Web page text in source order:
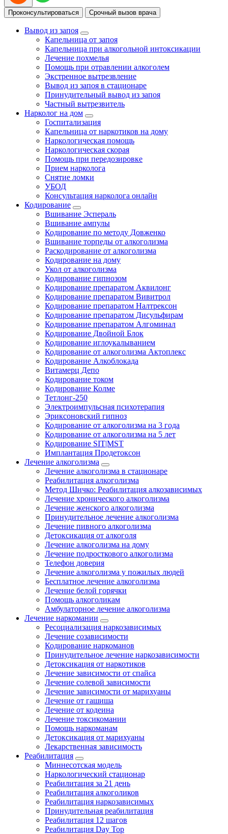
Проконсультироваться Срочный вызов врача
Вывод из запоя
Капельница от запоя
Капельница при алкогольной интоксикации
Лечение похмелья
Помощь при отравлении алкоголем
Экстренное вытрезвление
Вывод из запоя в стационаре
Принудительный вывод из запоя
Частный вытрезвитель
Нарколог на дом
Госпитализация
Капельница от наркотиков на дому
Наркологическая помощь
Наркологическая скорая
Помощь при передозировке
Прием нарколога
Снятие ломки
УБОД
Консультация нарколога онлайн
Кодирование
Вшивание Эспераль
Вшивание ампулы
Кодирование по методу Довженко
Вшивание торпеды от алкоголизма
Раскодирование от алкоголизма
Кодирование на дому
Укол от алкоголизма
Кодирование гипнозом
Кодирование препаратом Аквилонг
Кодирование препаратом Вивитрол
Кодирование препаратом Налтрексон
Кодирование препаратом Дисульфирам
Кодирование препаратом Алгоминал
Кодирование Двойной Блок
Кодирование иглоукалыванием
Кодирование от алкоголизма Актоплекс
Кодирование Алкоблокада
Витамерц Депо
Кодирование током
Кодирование Колме
Тетлонг-250
Электроимпульсная психотерапия
Эриксоновский гипноз
Кодирование от алкоголизма на 3 года
Кодирование от алкоголизма на 5 лет
Кодирование SIT|MST
Имплантация Продетоксон
Лечение алкоголизма
Лечение алкоголизма в стационаре
Реабилитация алкоголизма
Метод Шичко: Реабилитация алкозависимых
Лечение хронического алкоголизма
Лечение женского алкоголизма
Принудительное лечение алкоголизма
Лечение пивного алкоголизма
Детоксикация от алкоголя
Лечение алкоголизма на дому
Лечение подросткового алкоголизма
Телефон доверия
Лечение алкоголизма у пожилых людей
Бесплатное лечение алкоголизма
Лечение белой горячки
Помощь алкоголикам
Амбулаторное лечение алкоголизма
Лечение наркомании
Ресоциализация наркозависимых
Лечение созависимости
Кодирование наркоманов
Принудительное лечение наркозависимости
Детоксикация от наркотиков
Лечение зависимости от спайса
Лечение солевой зависимости
Лечение зависимости от марихуаны
Лечение от гашиша
Лечение от кодеина
Лечение токсикомании
Помощь наркоманам
Детоксикация от марихуаны
Лекарственная зависимость
Реабилитация
Миннесотская модель
Наркологический стационар
Реабилитация за 21 день
Реабилитация алкоголиков
Реабилитация наркозависимых
Принудительная реабилитация
Реабилитация 12 шагов
Реабилитация Day Top